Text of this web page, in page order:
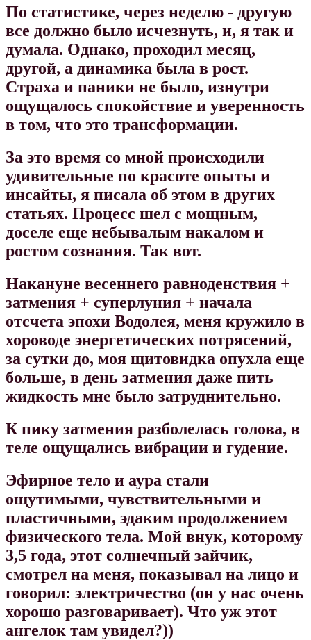
По статистике, через неделю - другую
все должно было исчезнуть, и, я так и
думала. Однако, проходил месяц,
другой, а динамика была в рост.
Страха и паники не было, изнутри
ощущалось спокойствие и уверенность
в том, что это трансформации.
За это время со мной происходили
удивительные по красоте опыты и
инсайты, я писала об этом в других
статьях. Процесс шел с мощным,
доселе еще небывалым накалом и
ростом сознания. Так вот.
Накануне весеннего равноденствия +
затмения + суперлуния + начала
отсчета эпохи Водолея, меня кружило в
хороводе энергетических потрясений,
за сутки до, моя щитовидка опухла еще
больше, в день затмения даже пить
жидкость мне было затруднительно.
К пику затмения разболелась голова, в
теле ощущались вибрации и гудение.
Эфирное тело и аура стали
ощутимыми, чувствительными и
пластичными, эдаким продолжением
физического тела. Мой внук, которому
3,5 года, этот солнечный зайчик,
смотрел на меня, показывал на лицо и
говорил: электричество (он у нас очень
хорошо разговаривает). Что уж этот
ангелок там увидел?))